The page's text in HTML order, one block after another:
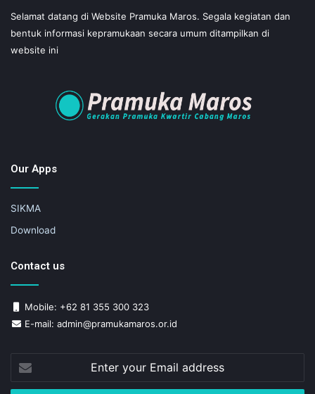
Selamat datang di Website Pramuka Maros. Segala kegiatan dan
bentuk informasi kepramukaan secara umum ditampilkan di
website ini
Our Apps
SIKMA
Download
Contact us
Mobile: +62 81 355 300 323
E-mail: admin@pramukamaros.or.id
your
Email